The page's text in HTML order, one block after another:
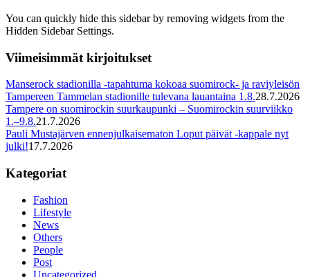
You can quickly hide this sidebar by removing widgets from the
Hidden Sidebar Settings.
Viimeisimmät kirjoitukset
Manserock stadionilla -tapahtuma kokoaa suomirock- ja raviyleisön
Tampereen Tammelan stadionille tulevana lauantaina 1.8.28.7.2026
Tampere on suomirockin suurkaupunki – Suomirockin suurviikko
1.–9.8.21.7.2026
Pauli Mustajärven ennenjulkaisematon Loput päivät -kappale nyt
julki!17.7.2026
Kategoriat
Fashion
Lifestyle
News
Others
People
Post
Uncategorized